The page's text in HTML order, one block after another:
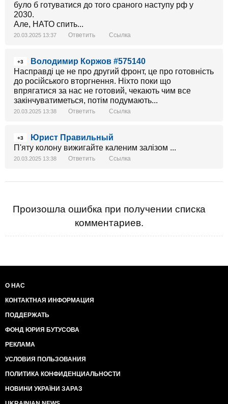
було б готуватися до того сраного наступу рф у
2030.
Але, НАТО спить...
20.03.2025 13:37 Ответить Ссылка
+3
Володимир Коржов #575140
Насправді це не про другий фронт, це про готовність
до російського вторгнення. Ніхто поки що
впрягатися за нас не готовий, чекають чим все
закінчуватиметься, потім подумають...
20.03.2025 13:38 Ответить Ссылка
+3
Юрист Правильный
П'яту колону вижигайте каленим залізом ...
20.03.2025 13:38 Ответить Ссылка
Произошла ошибка при получении списка
комментариев.
О НАС
КОНТАКТНАЯ ИНФОРМАЦИЯ
ПОДДЕРЖАТЬ
ФОНД ЮРИЯ БУТУСОВА
РЕКЛАМА
УСЛОВИЯ ПОЛЬЗОВАНИЯ
ПОЛИТИКА КОНФИДЕНЦИАЛЬНОСТИ
НОВИНИ УКРАЇНИ ЗАРАЗ